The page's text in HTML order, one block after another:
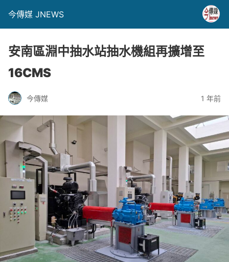
今傳媒 JNEWS
安南區淵中抽水站抽水機組再擴增至
16CMS
今傳媒 1 年前